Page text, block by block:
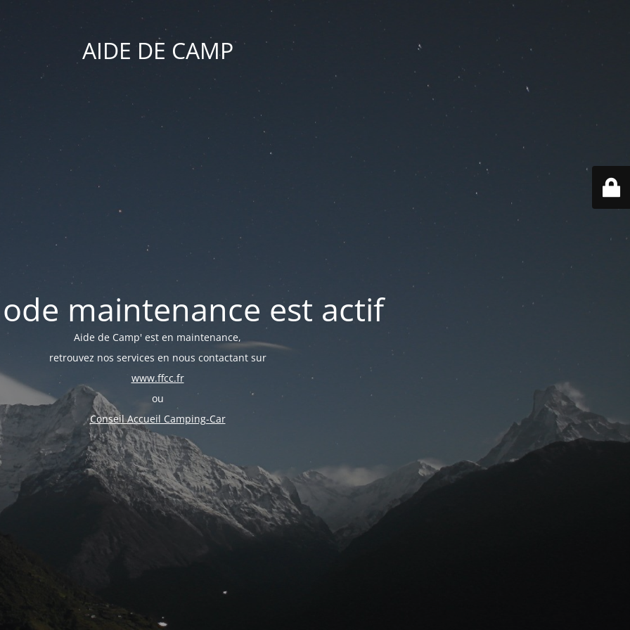
AIDE DE CAMP
maintenance est actif
Aide de Camp' est en maintenance,
retrouvez nos services en nous contactant sur
www.ffcc.fr
ou
Conseil Accueil Camping-Car